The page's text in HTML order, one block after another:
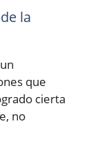
la
que
cierta
no